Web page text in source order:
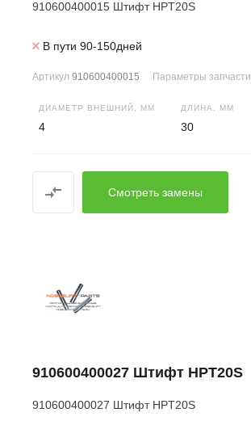
910600400015 Штифт HPT20S
В пути 90-150дней
Артикул 910600400015 Параметры запчасти
ДИАМЕТР ВНЕШНИЙ, ММ
4
ДЛИНА, ММ
30
Смотреть замены
910600400027 Штифт HPT20S
910600400027 Штифт HPT20S